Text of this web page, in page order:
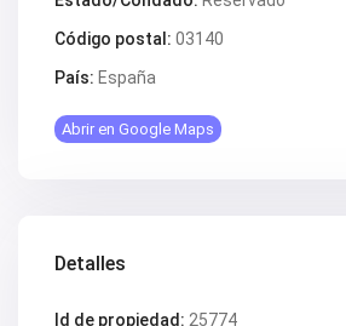
Código postal: 03140
País: España
Abrir en Google Maps
Detalles
Id de propiedad: 25774